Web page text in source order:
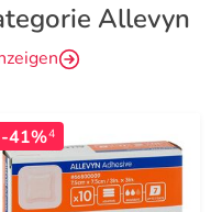
Allevyn
-41%4